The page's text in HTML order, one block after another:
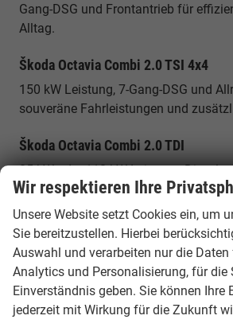
Gang-DSG und Frontantrieb für
Alltag.
Škoda Octavia Combi 2.0 TSI 4x4
150 kW Leistung, 7-Gang-DSG und
souveräne Fahrleistungen und
Škoda Octavia Combi 2.0 TDI
85 kW oder 110 kW Leistung,
Effizienz für Vielfahrer und lange
Škoda Octavia Combi RS 2.0 TSI
195 kW Leistung, 7-Gang-DSG und
Abstimmung für besonders
Warum ein Škoda Octavia
Wir respektieren Ihre
Unsere Website setzt Cookies ein, um
Sie bereitzustellen. Hierbei
Auswahl und verarbeiten nur die
Analytics und Personalisierung, für die
Einverständnis geben. Sie können Ihre
jederzeit mit Wirkung für die Zukunft